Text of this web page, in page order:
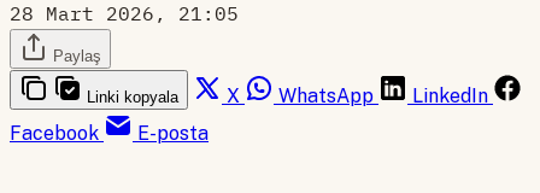
28 Mart 2026, 21:05
Paylaş
Linki kopyala X WhatsApp
LinkedIn
Facebook
E-posta